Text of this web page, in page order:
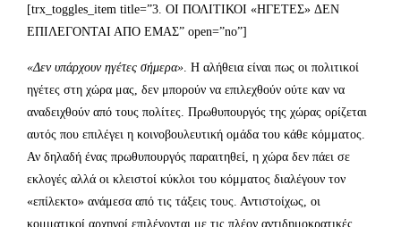
[trx_toggles_item title=”3. ΟΙ ΠΟΛΙΤΙΚΟΙ «ΗΓΕΤΕΣ» ΔΕΝ
ΕΠΙΛΕΓΟΝΤΑΙ ΑΠΟ ΕΜΑΣ” open=”no”]
«Δεν υπάρχουν ηγέτες σήμερα» . Η αλήθεια είναι πως οι πολιτικοί
ηγέτες στη χώρα μας, δεν μπορούν να επιλεχθούν ούτε καν να
αναδειχθούν από τους πολίτες. Πρωθυπουργός της χώρας ορίζεται
αυτός που επιλέγει η κοινοβουλευτική ομάδα του κάθε κόμματος.
Αν δηλαδή ένας πρωθυπουργός παραιτηθεί, η χώρα δεν πάει σε
εκλογές αλλά οι κλειστοί κύκλοι του κόμματος διαλέγουν τον
«επίλεκτο» ανάμεσα από τις τάξεις τους. Αντιστοίχως, οι
κομματικοί αρχηγοί επιλέγονται με τις πλέον αντιδημοκρατικές